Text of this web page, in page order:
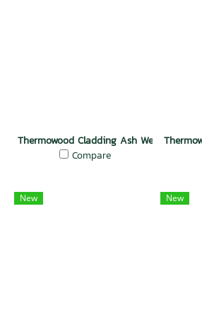
Thermowood Cladding Ash Weather
Compare
New New